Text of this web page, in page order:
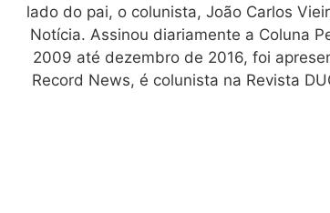
lado do pai, o colunista, João Carlos
Notícia. Assinou diariamente a Coluna
2009 até dezembro de 2016, foi
Record News, é colunista na Revista